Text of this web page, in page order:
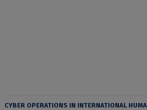
CYBER OPERATIONS IN INTERNATIONAL